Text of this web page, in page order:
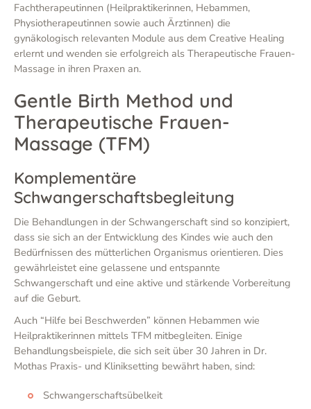
Fachtherapeutinnen (Heilpraktikerinnen, Hebammen,
Physiotherapeutinnen sowie auch Ärztinnen) die
gynäkologisch relevanten Module aus dem Creative Healing
erlernt und wenden sie erfolgreich als Therapeutische Frauen-
Massage in ihren Praxen an.
Gentle Birth Method und
Therapeutische Frauen-
Massage (TFM)
Komplementäre
Schwangerschaftsbegleitung
Die Behandlungen in der Schwangerschaft sind so konzipiert,
dass sie sich an der Entwicklung des Kindes wie auch den
Bedürfnissen des mütterlichen Organismus orientieren. Dies
gewährleistet eine gelassene und entspannte
Schwangerschaft und eine aktive und stärkende Vorbereitung
auf die Geburt.
Auch “Hilfe bei Beschwerden” können Hebammen wie
Heilpraktikerinnen mittels TFM mitbegleiten. Einige
Behandlungsbeispiele, die sich seit über 30 Jahren in Dr.
Mothas Praxis- und Kliniksetting bewährt haben, sind:
Schwangerschaftsübelkeit